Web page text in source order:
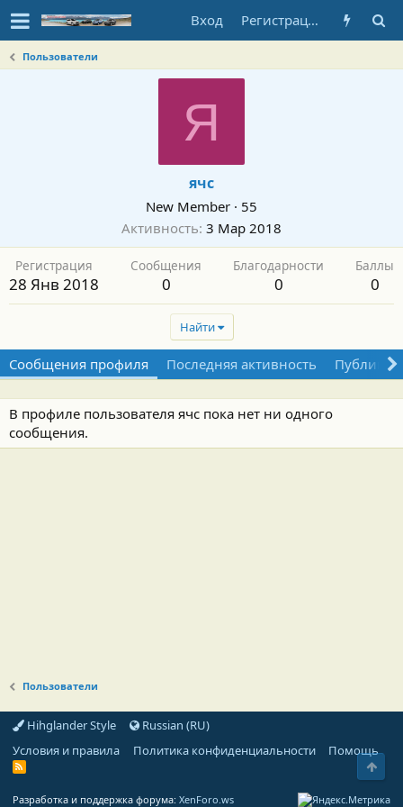
Вход Регистрация
Пользователи
Я
ячс
New Member · 55
Активность 3 Мар 2018
Регистрация
28 Янв 2018
Сообщения
0
Благодарности
0
Баллы
0
Найти
Сообщения профиля Последняя активность
В профиле пользователя ячс пока нет ни одного
сообщения.
Пользователи
Hihglander Style
Russian (RU)
Условия и правила
Политика конфиденциальности Помощь
R
Разработка и поддержка форума: XenForo.ws